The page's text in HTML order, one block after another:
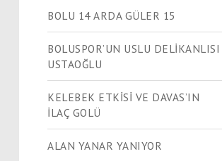
BOLU 14 ARDA GÜLER 15
BOLUSPOR’UN USLU DELİKANLISI
USTAOĞLU
KELEBEK ETKİSİ VE DAVAS’IN
İLAÇ GOLÜ
ALAN YANAR YANIYOR